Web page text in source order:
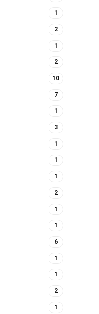
1
2
1
2
10
7
1
3
1
1
1
2
1
1
6
1
1
2
1